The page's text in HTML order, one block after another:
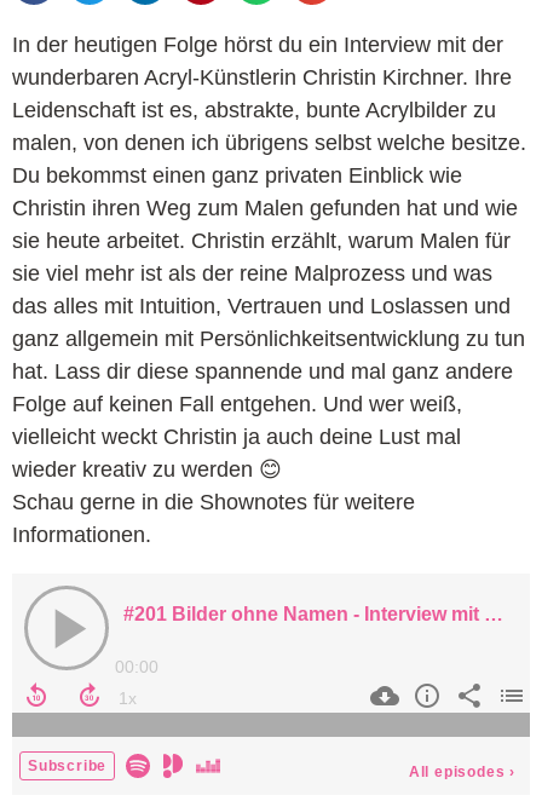
In der heutigen Folge hörst du ein Interview mit der
wunderbaren Acryl-Künstlerin Christin Kirchner. Ihre
Leidenschaft ist es, abstrakte, bunte Acrylbilder zu
malen, von denen ich übrigens selbst welche besitze.
Du bekommst einen ganz privaten Einblick wie
Christin ihren Weg zum Malen gefunden hat und wie
sie heute arbeitet. Christin erzählt, warum Malen für
sie viel mehr ist als der reine Malprozess und was
das alles mit Intuition, Vertrauen und Loslassen und
ganz allgemein mit Persönlichkeitsentwicklung zu tun
hat. Lass dir diese spannende und mal ganz andere
Folge auf keinen Fall entgehen. Und wer weiß,
vielleicht weckt Christin ja auch deine Lust mal
wieder kreativ zu werden 😊
Schau gerne in die Shownotes für weitere
Informationen.